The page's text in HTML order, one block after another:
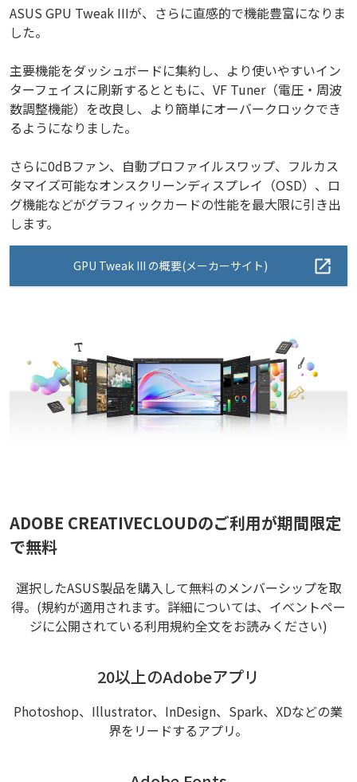
ASUS GPU Tweak IIIが、さらに直感的で機能豊富になりま
した。
主要機能をダッシュボードに集約し、より使いやすいイン
ターフェイスに刷新するとともに、VF Tuner（電圧・周波
数調整機能）を改良し、より簡単にオーバークロックでき
るようになりました。
さらに0dBファン、自動プロファイルスワップ、フルカス
タマイズ可能なオンスクリーンディスプレイ（OSD）、ロ
グ機能などがグラフィックカードの性能を最大限に引き出
します。
GPU Tweak III の概要(メーカーサイト)
ADOBE CREATIVECLOUDのご利用が期間限定
で無料
選択したASUS製品を購入して無料のメンバーシップを取
得。(規約が適用されます。詳細については、イベントペー
ジに公開されている利用規約全文をお読みください)
20以上のAdobeアプリ
Photoshop、Illustrator、InDesign、Spark、XDなどの業
界をリードするアプリ。